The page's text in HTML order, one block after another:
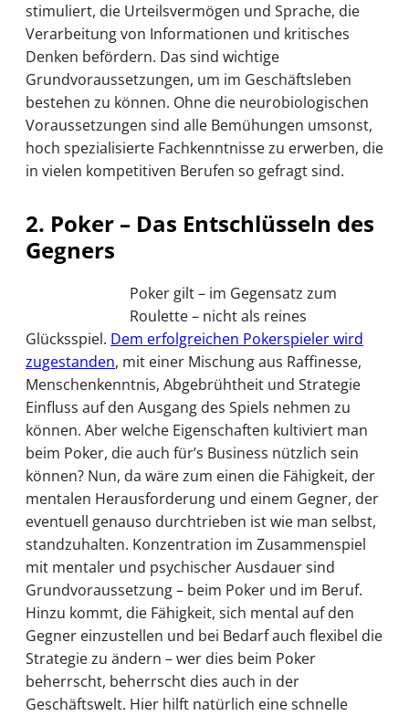
stimuliert, die Urteilsvermögen und Sprache, die
Verarbeitung von Informationen und kritisches
Denken befördern. Das sind wichtige
Grundvoraussetzungen, um im Geschäftsleben
bestehen zu können. Ohne die neurobiologischen
Voraussetzungen sind alle Bemühungen umsonst,
hoch spezialisierte Fachkenntnisse zu erwerben, die
in vielen kompetitiven Berufen so gefragt sind.
2. Poker – Das Entschlüsseln des
Gegners
Poker gilt – im Gegensatz zum
Roulette – nicht als reines
Glücksspiel. Dem erfolgreichen Pokerspieler wird
zugestanden, mit einer Mischung aus Raffinesse,
Menschenkenntnis, Abgebrühtheit und Strategie
Einfluss auf den Ausgang des Spiels nehmen zu
können. Aber welche Eigenschaften kultiviert man
beim Poker, die auch für’s Business nützlich sein
können? Nun, da wäre zum einen die Fähigkeit, der
mentalen Herausforderung und einem Gegner, der
eventuell genauso durchtrieben ist wie man selbst,
standzuhalten. Konzentration im Zusammenspiel
mit mentaler und psychischer Ausdauer sind
Grundvoraussetzung – beim Poker und im Beruf.
Hinzu kommt, die Fähigkeit, sich mental auf den
Gegner einzustellen und bei Bedarf auch flexibel die
Strategie zu ändern – wer dies beim Poker
beherrscht, beherrscht dies auch in der
Geschäftswelt. Hier hilft natürlich eine schnelle